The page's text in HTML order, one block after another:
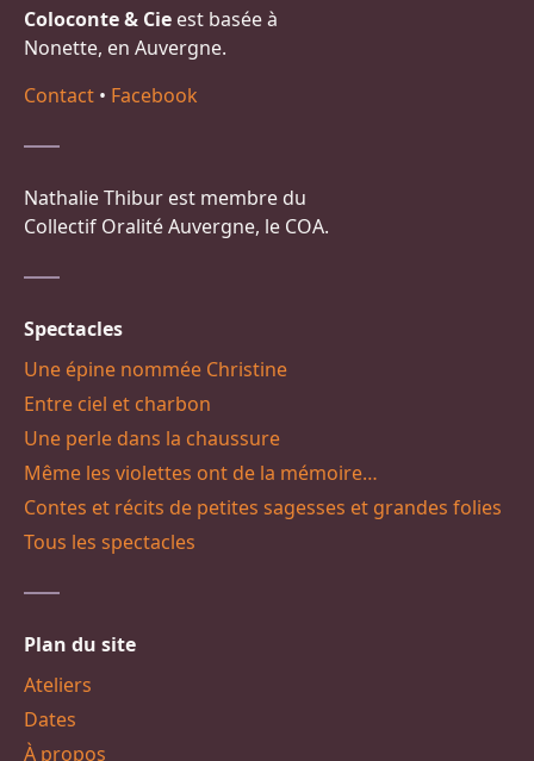
Coloconte & Cie est basée à
Nonette, en Auvergne.
Contact • Facebook
Nathalie Thibur est membre du
Collectif Oralité Auvergne, le COA.
Spectacles
Une épine nommée Christine
Entre ciel et charbon
Une perle dans la chaussure
Même les violettes ont de la mémoire…
Contes et récits de petites sagesses et grandes folies
Tous les spectacles
Plan du site
Ateliers
Dates
À propos